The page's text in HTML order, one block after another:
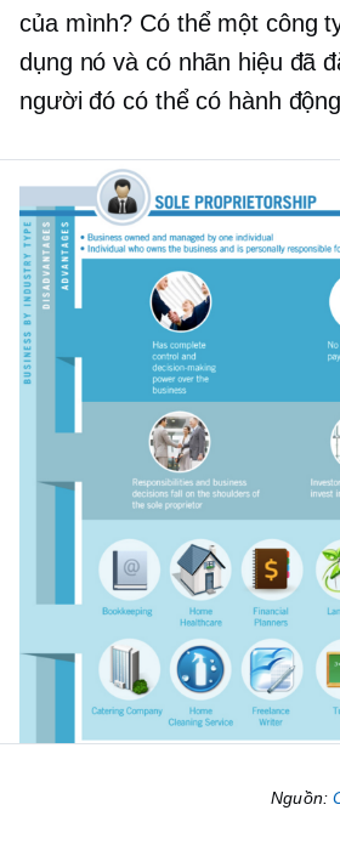
của mình? Có thể một công
dụng nó và có nhãn hiệu đã
người đó có thể có hành
Nguồn: